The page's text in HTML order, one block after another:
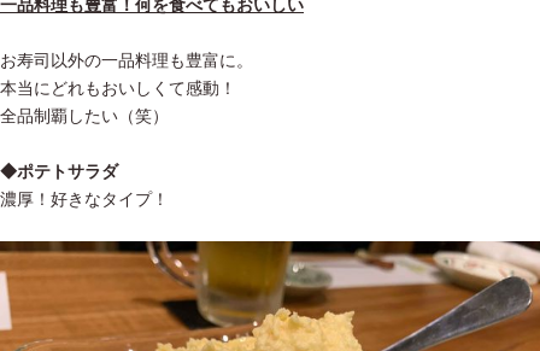
一品料理も豊富！何を食べてもおいしい
お寿司以外の一品料理も豊富に。
本当にどれもおいしくて感動！
全品制覇したい（笑）
◆ポテトサラダ
濃厚！好きなタイプ！